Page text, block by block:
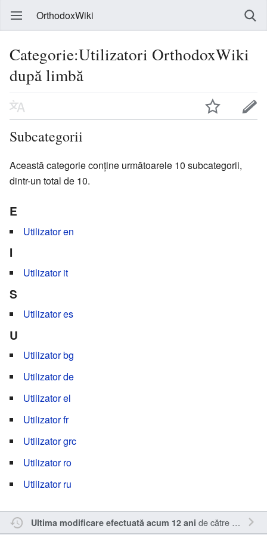
OrthodoxWiki
Categorie:Utilizatori OrthodoxWiki
după limbă
Subcategorii
Această categorie conține următoarele 10 subcategorii,
dintr-un total de 10.
E
Utilizator en
I
Utilizator it
S
Utilizator es
U
Utilizator bg
Utilizator de
Utilizator el
Utilizator fr
Utilizator grc
Utilizator ro
Utilizator ru
Ultima modificare efectuată acum 12 ani de către Nick15